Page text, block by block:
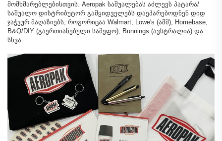
მომხმარებლებისთვის. Aeropak საშუალებას აძლევს პატარა/
საშუალო დისტრიბუტორ გამყიდველებს დაეპარებოდნენ დიდ
ჯაჭვურ მაღაზიებს, როგორიცაა Walmart, Lowe's (აშშ), Homebase,
B&Q/DIY (გაერთიანებული სამეფო), Bunnings (ავსტრალია) და
სხვა.